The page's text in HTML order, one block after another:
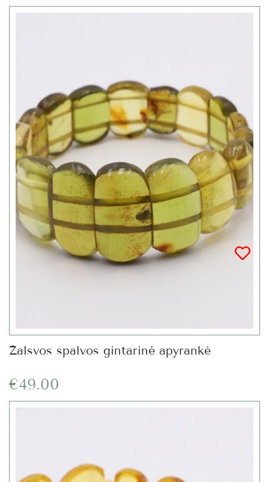
Žalsvos spalvos gintarinė apyrankė
€49.00